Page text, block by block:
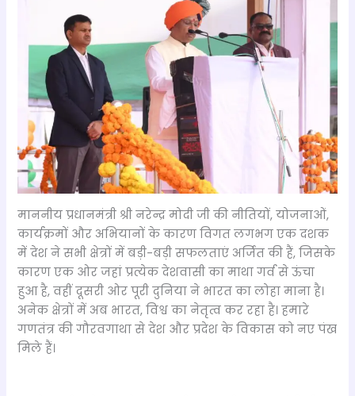
माननीय प्रधानमंत्री श्री नरेन्द्र मोदी जी की नीतियों, योजनाओं,
कार्यक्रमों और अभियानों के कारण विगत लगभग एक दशक
में देश ने सभी क्षेत्रों में बड़ी-बड़ी सफलताएं अर्जित की हैं, जिसके
कारण एक ओर जहां प्रत्येक देशवासी का माथा गर्व से ऊंचा
हुआ है, वहीं दूसरी ओर पूरी दुनिया ने भारत का लोहा माना है।
अनेक क्षेत्रों में अब भारत, विश्व का नेतृत्व कर रहा है। हमारे
गणतंत्र की गौरवगाथा से देश और प्रदेश के विकास को नए पंख
मिले हैं।